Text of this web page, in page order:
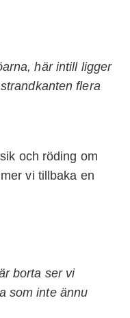
här intill ligger
flera
och röding om
vi tillbaka en
borta ser vi
som inte ännu